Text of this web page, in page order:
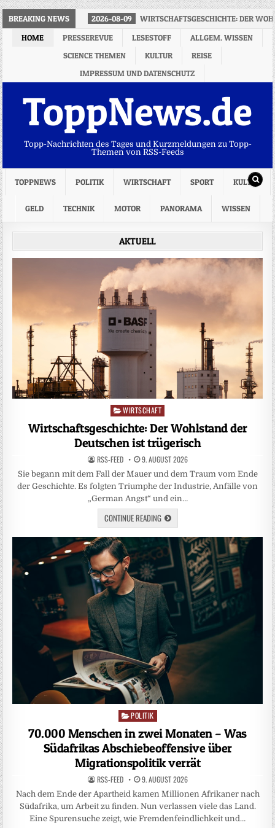
BREAKING NEWS 2026-08-09
WIRTSCHAFTSGESCHICHTE: DER
HOME
PRESSEREVUE LESESTOFF
ALLGEM. WISSEN
SCIENCE THEMEN
KULTUR
REISE
IMPRESSUM UND DATENSCHUTZ
ToppNews.de
Topp-Nachrichten des Tages und Kurzmeldungen zu Topp-
Themen von RSS-Feeds
TOPPNEWS POLITIK WIRTSCHAFT SPORT KULTUR
GELD TECHNIK MOTOR PANORAMA WISSEN
AKTUELL
Posted
in
WIRTSCHAFT
Wirtschaftsgeschichte: Der Wohlstand der
Deutschen ist trügerisch
RSS-FEED 9. AUGUST 2026
Sie begann mit dem Fall der Mauer und dem Traum vom Ende
der Geschichte. Es folgten Triumphe der Industrie, Anfälle von
„German Angst“ und ein…
CONTINUE READING
Posted
in
POLITIK
70.000 Menschen in zwei Monaten – Was
Südafrikas Abschiebeoffensive über
Migrationspolitik verrät
RSS-FEED 9. AUGUST 2026
Nach dem Ende der Apartheid kamen Millionen Afrikaner nach
Südafrika, um Arbeit zu finden. Nun verlassen viele das Land.
Eine Spurensuche zeigt, wie Fremdenfeindlichkeit und…